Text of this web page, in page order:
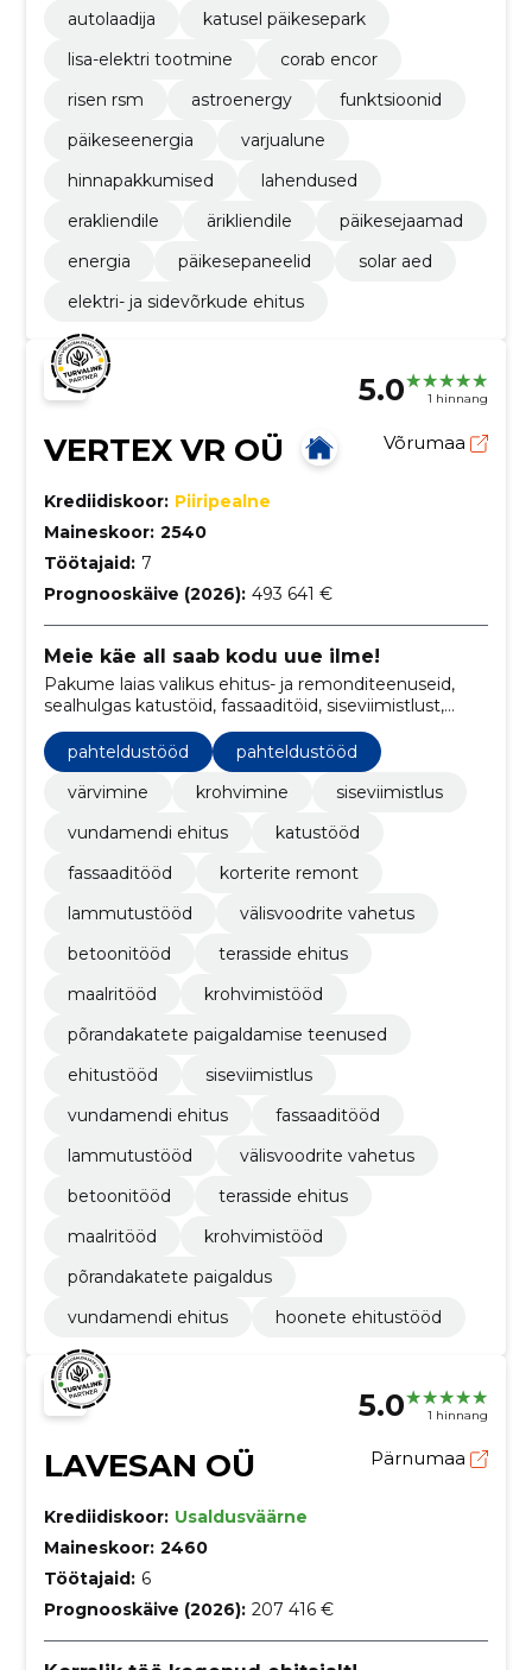
autolaadija
katusel päikesepark
lisa-elektri tootmine
corab encor
risen rsm
astroenergy
funktsioonid
päikeseenergia
varjualune
hinnapakkumised
lahendused
erakliendile
ärikliendile
päikesejaamad
energia
päikesepaneelid
solar aed
elektri- ja sidevõrkude ehitus
5.0 1 hinnang
VERTEX VR OÜ Võrumaa
Krediidiskoor: Piiripealne
Maineskoor: 2540
Töötajaid: 7
Prognooskäive (2026): 493 641 €
Meie käe all saab kodu uue ilme!
Pakume laias valikus ehitus- ja remonditeenuseid,
sealhulgas katustöid, fassaaditöid, siseviimistlust,
välisvoodrite vahetust ja soojustamist, betoonitöid,
lammutustöid, terasside ehitust ning korterite ja
trepikodade remonti.
pahteldustööd
pahteldustööd
värvimine
krohvimine
siseviimistlus
vundamendi ehitus
katustööd
fassaaditööd
korterite remont
lammutustööd
välisvoodrite vahetus
betoonitööd
terasside ehitus
maalritööd
krohvimistööd
põrandakatete paigaldamise teenused
ehitustööd
siseviimistlus
vundamendi ehitus
fassaaditööd
lammutustööd
välisvoodrite vahetus
betoonitööd
terasside ehitus
maalritööd
krohvimistööd
põrandakatete paigaldus
vundamendi ehitus
hoonete ehitustööd
5.0 1 hinnang
LAVESAN OÜ Pärnumaa
Krediidiskoor: Usaldusväärne
Maineskoor: 2460
Töötajaid: 6
Prognooskäive (2026): 207 416 €